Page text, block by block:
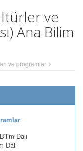
ve
Ana Bilim
ve programlar
Dalı
Dalı